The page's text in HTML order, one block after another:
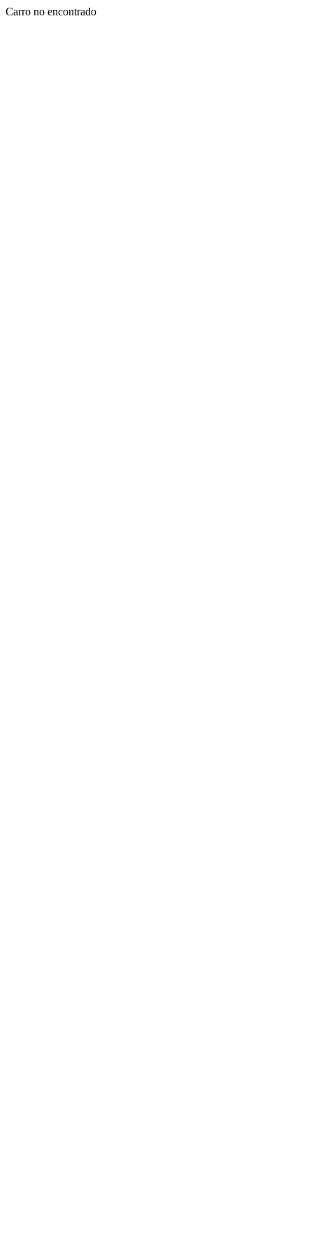
Carro no encontrado